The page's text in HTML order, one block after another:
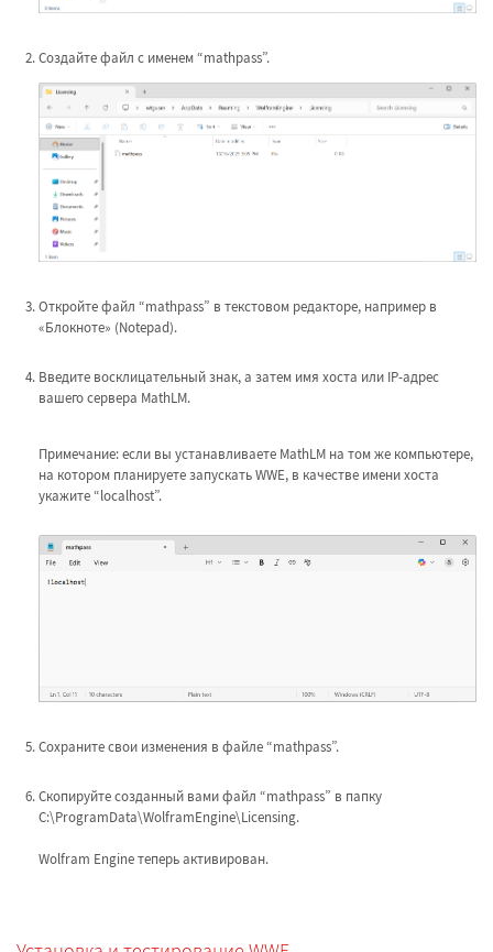
Создайте файл с именем “mathpass”.
Откройте файл “mathpass” в текстовом редакторе, например в
«Блокноте» (Notepad).
Введите восклицательный знак, а затем имя хоста или IP-адрес
вашего сервера MathLM.
Примечание: если вы устанавливаете MathLM на том же компьютере,
на котором планируете запускать WWE, в качестве имени хоста
укажите “localhost”.
Сохраните свои изменения в файле “mathpass”.
Скопируйте созданный вами файл “mathpass” в папку
C:\ProgramData\WolframEngine\Licensing.
Wolfram Engine теперь активирован.